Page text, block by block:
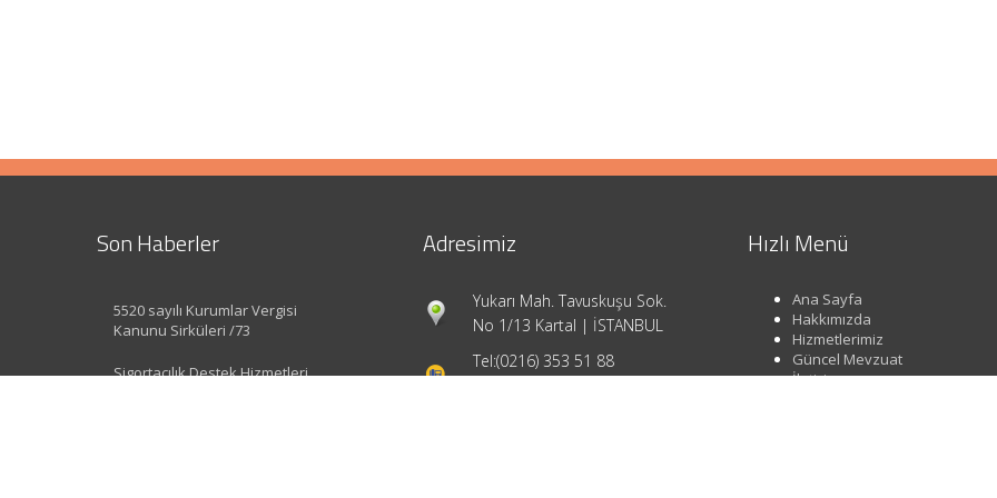
Son Haberler
5520 sayılı Kurumlar Vergisi
Kanunu Sirküleri /73
Sigortacılık Destek Hizmetleri
Adresimiz
Yukarı Mah. Tavuskuşu Sok.
No 1/13 Kartal | İSTANBUL
Tel:(0216) 353 51 88
Hızlı Menü
Ana Sayfa
Hakkımızda
Hizmetlerimiz
Güncel Mevzuat
İletişim